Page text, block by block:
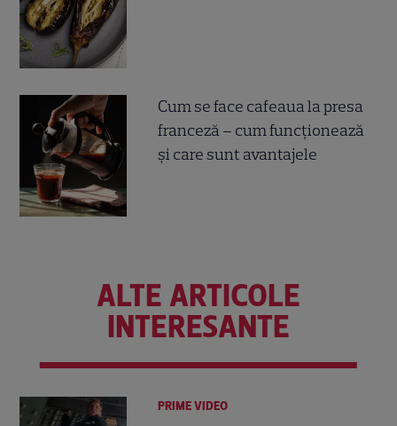
Cum se face cafeaua la presa
franceză – cum funcționează
și care sunt avantajele
ALTE ARTICOLE
INTERESANTE
PRIME VIDEO